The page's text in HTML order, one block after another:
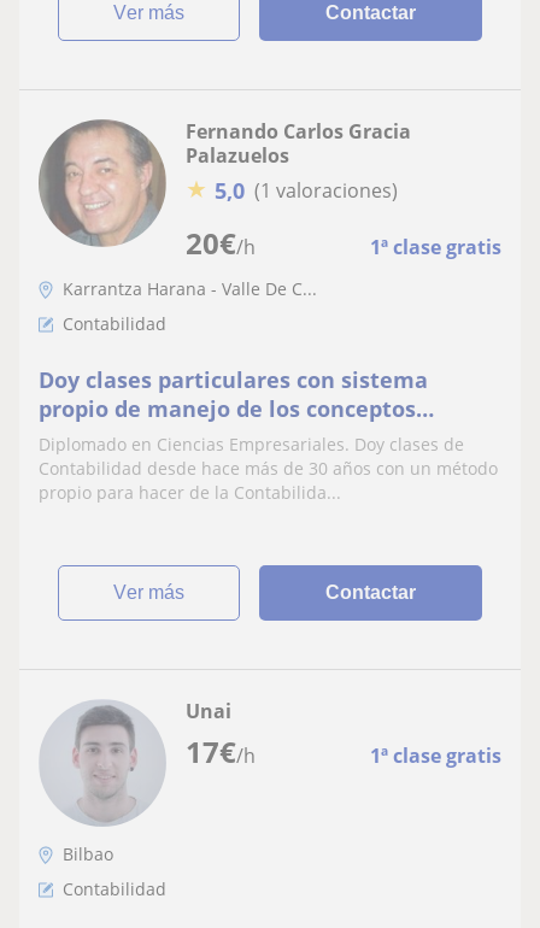
ver más Contactar
20€/h 1ª clase gratis
Fernando Carlos Gracia
Palazuelos
★ 5,0 (1 valoraciones)
Karrantza Harana - Valle De C...
Contabilidad
Doy clases particulares con sistema
propio de manejo de los conceptos
contables
Diplomado en Ciencias Empresariales. Doy clases de
Contabilidad desde hace más de 30 años con un método
propio para hacer de la Contabilida...
ver más Contactar
17€/h 1ª clase gratis
Unai
Bilbao
Contabilidad